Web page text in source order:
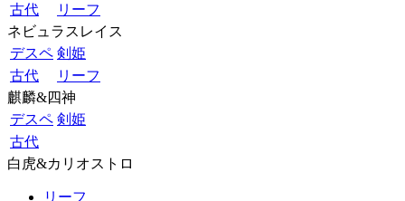
古代
リーフ
ネビュラスレイス
デスペ 剣姫
古代
リーフ
麒麟&四神
デスペ 剣姫
古代
白虎&カリオストロ
リーフ